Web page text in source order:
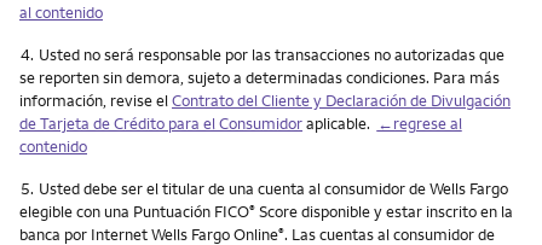
al contenido
Nota
4. Usted no será responsable por las transacciones no autorizadas que
se reporten sin demora, sujeto a determinadas condiciones. Para más
información, revise elContrato del Cliente y Declaración de Divulgación
de Tarjeta de Crédito para el Consumidoraplicable. ←regrese al
contenido
Nota
5. Usted debe ser el titular de una cuenta al consumidor de Wells Fargo
elegible con una Puntuación FICO® Score disponible y estar inscrito en la
banca por Internet Wells Fargo Online®. Las cuentas al consumidor de